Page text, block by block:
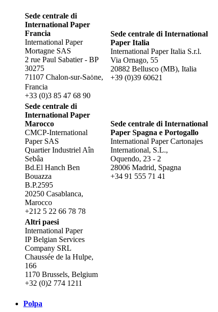
Sede centrale di
International Paper
Francia
International Paper
Mortagne SAS
2 rue Paul Sabatier - BP
30275
71107 Chalon-sur-Saône,
Francia
+33 (0)3 85 47 68 90
Sede centrale di International
Paper Italia
International Paper Italia S.r.l.
Via Ornago, 55
20882 Bellusco (MB), Italia
+39 (0)39 60621
Sede centrale di
International Paper
Marocco
CMCP-International
Paper SAS
Quartier Industriel Aîn
Sebâa
Bd.El Hanch Ben
Bouazza
B.P.2595
20250 Casablanca,
Marocco
+212 5 22 66 78 78
Sede centrale di International
Paper Spagna e Portogallo
International Paper​ Cartonajes
International, S.L.,​
Oquendo, 23 - 2
28006 Madrid, Spagna
+34 91 555 71 41
Altri paesi
International Paper
IP Belgian Services
Company SRL
Chaussée de la Hulpe,
166
1170 Brussels, Belgium
+32 (0)2 774 1211
Polpa